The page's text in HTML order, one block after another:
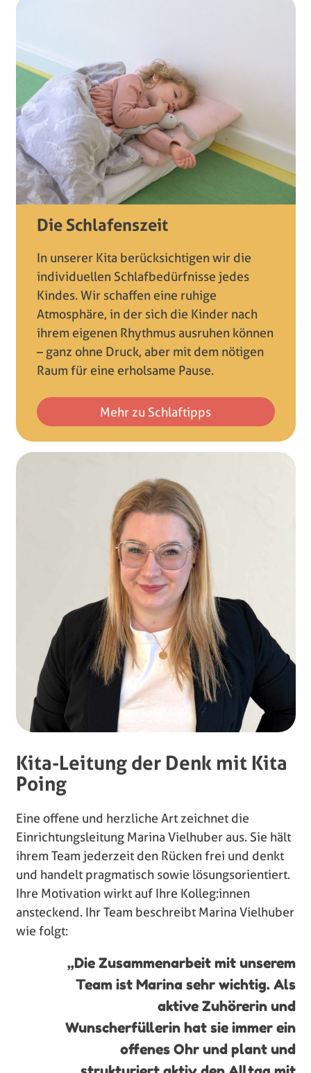
Die Schlafenszeit
In unserer Kita berücksichtigen wir die
individuellen Schlafbedürfnisse jedes
Kindes. Wir schaffen eine ruhige
Atmosphäre, in der sich die Kinder nach
ihrem eigenen Rhythmus ausruhen können
– ganz ohne Druck, aber mit dem nötigen
Raum für eine erholsame Pause.
Mehr zu Schlaftipps
Kita-Leitung der Denk mit Kita
Poing
Eine offene und herzliche Art zeichnet die
Einrichtungsleitung Marina Vielhuber aus. Sie hält
ihrem Team jederzeit den Rücken frei und denkt
und handelt pragmatisch sowie lösungsorientiert.
Ihre Motivation wirkt auf Ihre Kolleg:innen
ansteckend. Ihr Team beschreibt Marina Vielhuber
wie folgt:
„Die Zusammenarbeit mit unserem
Team ist Marina sehr wichtig. Als
aktive Zuhörerin und
Wunscherfüllerin hat sie immer ein
offenes Ohr und plant und